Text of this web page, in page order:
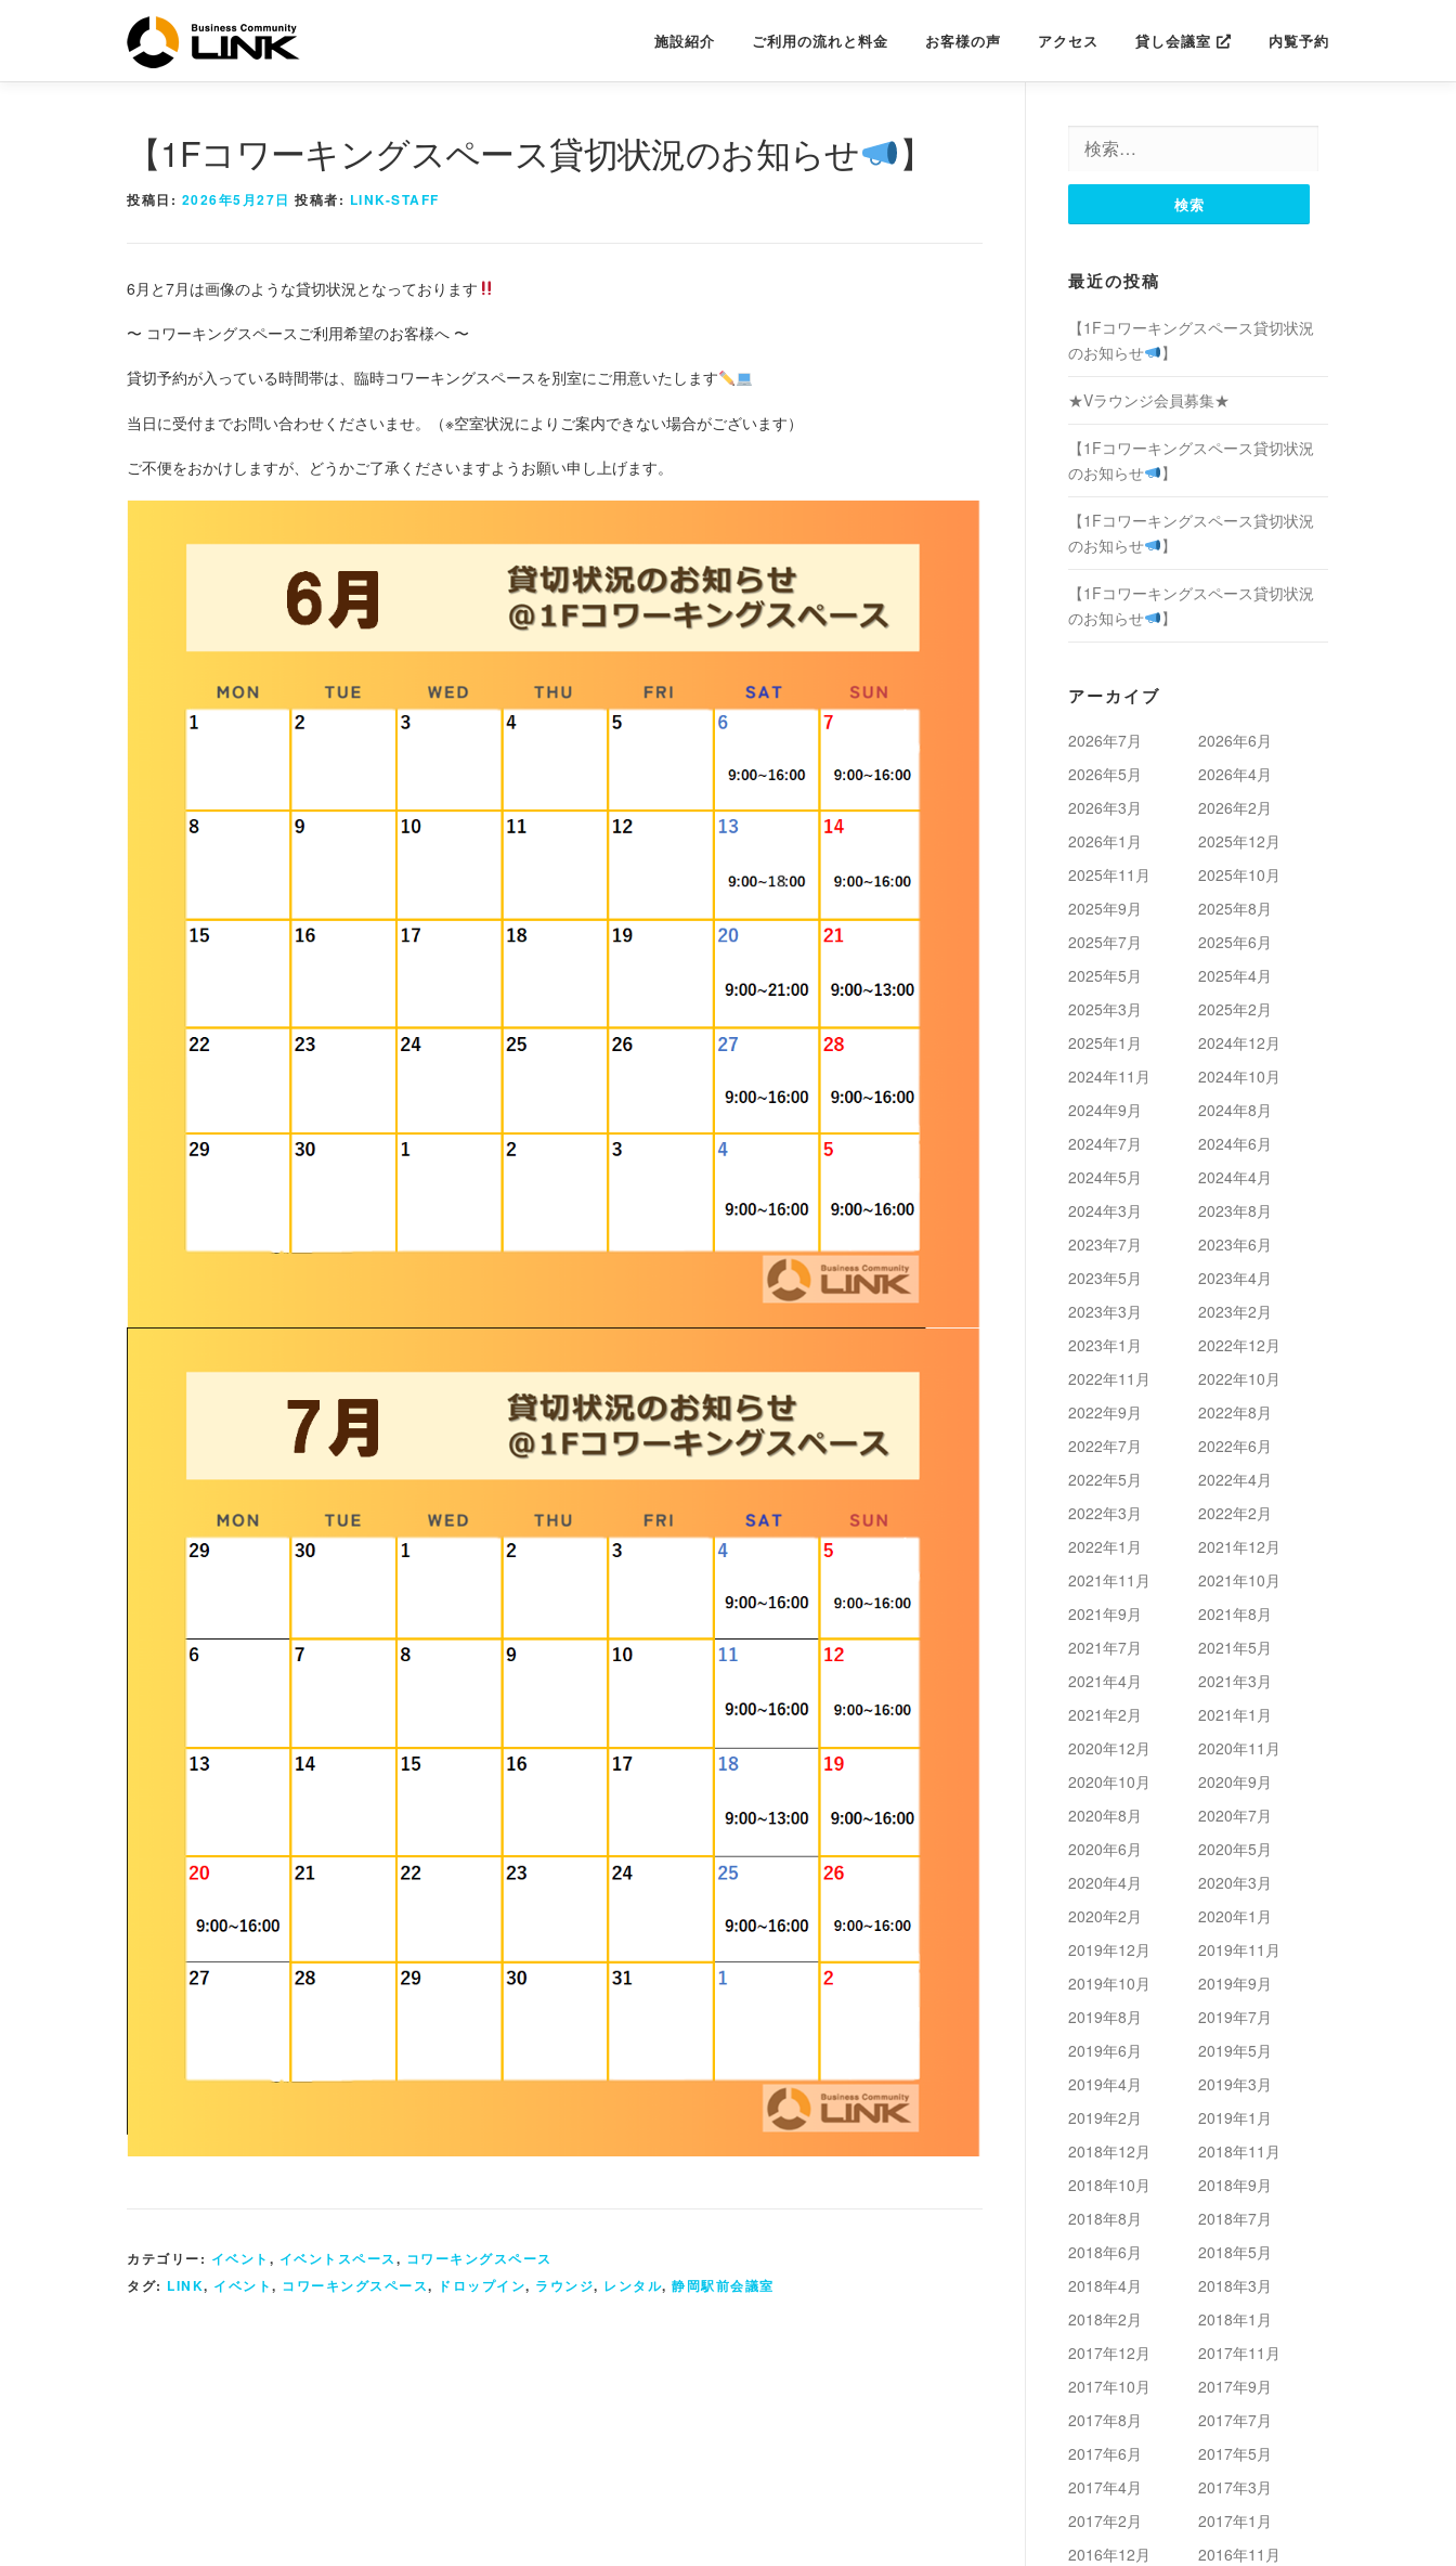
ン
施設紹介 ご利用の流れと料金 お客様の声 アクセス 貸し会議室 内覧予約
【1Fコワーキングスペース貸切状況のお知らせ 】
投稿日: 2026年5月27日 投稿者: LINK-STAFF
6月と7月は画像のような貸切状況となっております
〜 コワーキングスペースご利用希望のお客様へ 〜
貸切予約が入っている時間帯は、臨時コワーキングスペースを別室にご用意いたします
当日に受付までお問い合わせくださいませ。（※空室状況によりご案内できない場合がございます）
ご不便をおかけしますが、どうかご了承くださいますようお願い申し上げます。
カテゴリー: イベント , イベントスペース, コワーキングスペース
タグ: LINK, イベント, コワーキングスペース, ドロップイン, ラウンジ, レンタル, 静岡駅前会議室
最近の投稿
【1Fコワーキングスペース貸切状況
のお知らせ
】
★Vラウンジ会員募集★
【1Fコワーキングスペース貸切状況
のお知らせ
】
【1Fコワーキングスペース貸切状況
のお知らせ
】
【1Fコワーキングスペース貸切状況
のお知らせ
】
アーカイブ
2026年7月
2026年6月
2026年5月
2026年4月
2026年3月
2026年2月
2026年1月
2025年12月
2025年11月
2025年10月
2025年9月
2025年8月
2025年7月
2025年6月
2025年5月
2025年4月
2025年3月
2025年2月
2025年1月
2024年12月
2024年11月
2024年10月
2024年9月
2024年8月
2024年7月
2024年6月
2024年5月
2024年4月
2024年3月
2023年8月
2023年7月
2023年6月
2023年5月
2023年4月
2023年3月
2023年2月
2023年1月
2022年12月
2022年11月
2022年10月
2022年9月
2022年8月
2022年7月
2022年6月
2022年5月
2022年4月
2022年3月
2022年2月
2022年1月
2021年12月
2021年11月
2021年10月
2021年9月
2021年8月
2021年7月
2021年5月
2021年4月
2021年3月
2021年2月
2021年1月
2020年12月
2020年11月
2020年10月
2020年9月
2020年8月
2020年7月
2020年6月
2020年5月
2020年4月
2020年3月
2020年2月
2020年1月
2019年12月
2019年11月
2019年10月
2019年9月
2019年8月
2019年7月
2019年6月
2019年5月
2019年4月
2019年3月
2019年2月
2019年1月
2018年12月
2018年11月
2018年10月
2018年9月
2018年8月
2018年7月
2018年6月
2018年5月
2018年4月
2018年3月
2018年2月
2018年1月
2017年12月
2017年11月
2017年10月
2017年9月
2017年8月
2017年7月
2017年6月
2017年5月
2017年4月
2017年3月
2017年2月
2017年1月
2016年12月
2016年11月